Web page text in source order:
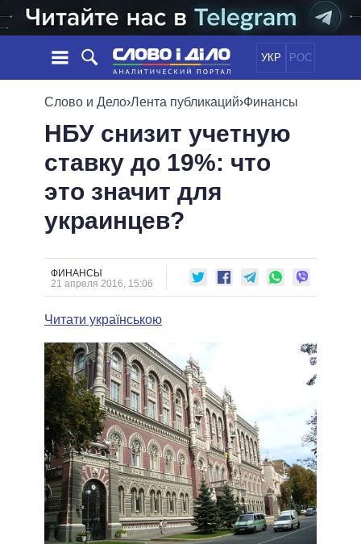
УКР РОС
НОВОСТИ
ЛЕНТА
СОБЫТИЯ
СТАТЬИ
ОБЗОРЫ
ДАЙДЖЕСТЫ
ПОЛИТИКА
ЭКОНОМИКА
ОБЩЕСТВО
ОБЕЩАНИЯ
ПОЛИТИКИ
ПРЕЗИДЕНТ И ОФИС
ВЕРХОВНАЯ РАДА
КАБИНЕТ МИНИСТРОВ
МЭРЫ
ВСЕ ПЕРСОНЫ
ИНФОГРАФИКА
ПОДДЕРЖАТЬ
СРАВНЕНИЕ ПОЛИТИКОВ
Слово и Дело›Лента публикаций›Финансы
НБУ снизит учетную
ставку до 19%: что
это значит для
украинцев?
ФИНАНСЫ
21 апреля 2016, 15:06
Читати українською